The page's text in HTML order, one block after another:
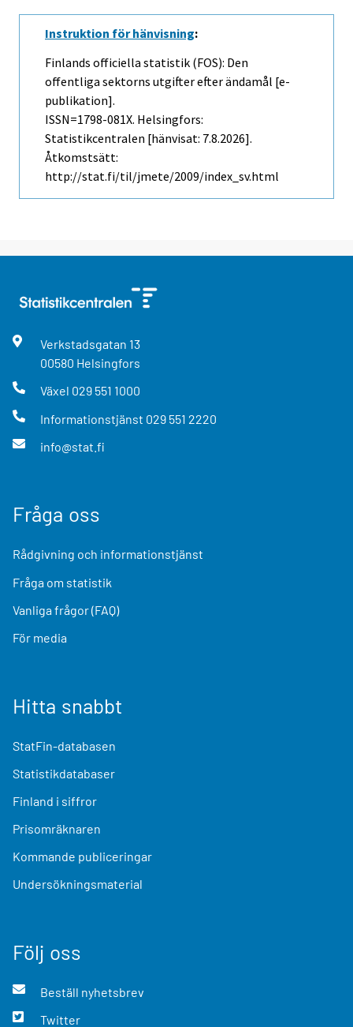
Instruktion för hänvisning:
Finlands officiella statistik (FOS): Den
offentliga sektorns utgifter efter ändamål [e-
publikation].
ISSN=1798-081X. Helsingfors:
Statistikcentralen [hänvisat: 7.8.2026].
Åtkomstsätt:
http://stat.fi/til/jmete/2009/index_sv.html
Verkstadsgatan 13
00580 Helsingfors
Växel 029 551 1000
Informationstjänst 029 551 2220
info@stat.fi
Fråga oss
Rådgivning och informationstjänst
Fråga om statistik
Vanliga frågor (FAQ)
För media
Hitta snabbt
StatFin-databasen
Statistikdatabaser
Finland i siffror
Prisomräknaren
Kommande publiceringar
Undersökningsmaterial
Följ oss
Beställ nyhetsbrev
Twitter